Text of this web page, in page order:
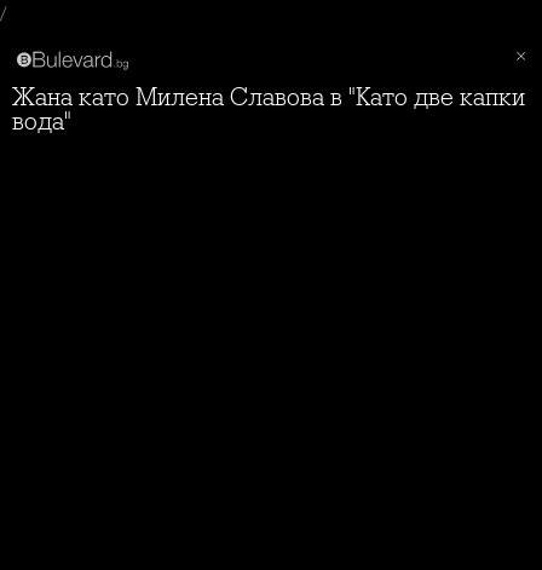
/
Жана като Милена Славова в "Като две капки
вода"